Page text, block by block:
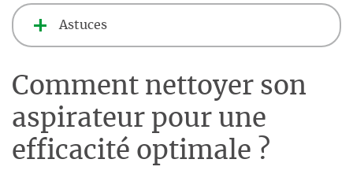
Astuces
Comment nettoyer son
aspirateur pour une
efficacité optimale ?